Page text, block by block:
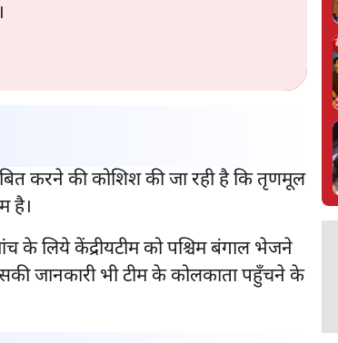
करने की कोशिश की जा रही है कि तृणमूल
है।
के लिये केंद्रीयटीम को पश्चिम बंगाल भेजने
जानकारी भी टीम के कोलकाता पहुँचने के